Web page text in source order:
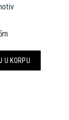
961967 količina
U KORPU